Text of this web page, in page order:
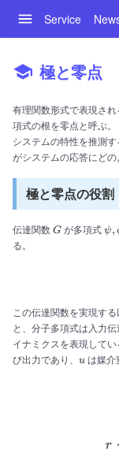
Service
極と零点
有理関数形式で表現さ
項式の根を零点と呼ぶ。
システムの特性を推測
がシステムの応答にどの
極と零点の役割
伝達関数 G
G が多項式 ψ,
る。
この伝達関数を実現す
と、分子多項式は入力
イナミクスを表現してい
び出力であり、 u
u は媒介